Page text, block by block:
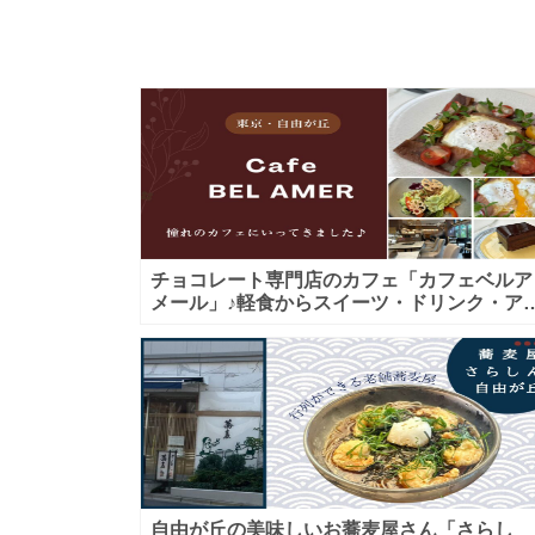
チョコレート専門店のカフェ「カフェベルア
メール」♪軽食からスイーツ・ドリンク・ア
も！
自由が丘の美味しいお蕎麦屋さん「さらし